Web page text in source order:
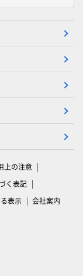
上の注意
く表記
表示 会社案内